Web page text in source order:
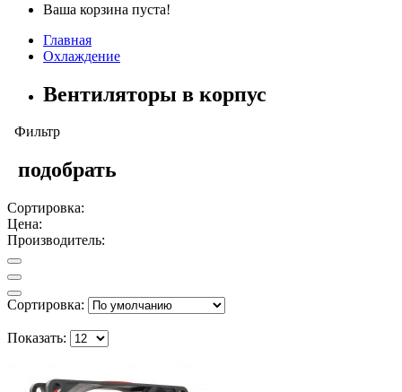
Ваша корзина пуста!
Главная
Охлаждение
Вентиляторы в корпус
Фильтр
подобрать
Сортировка:
Цена:
Производитель:
Сортировка:
Показать: